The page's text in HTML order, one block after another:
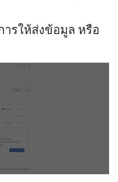
ารให้ส่งข้อมูล หรือ